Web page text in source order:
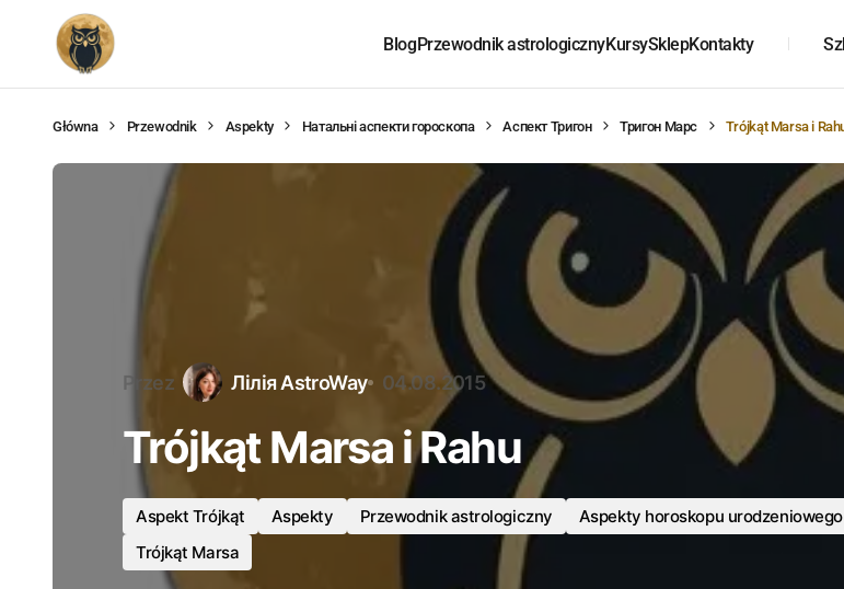
BlogPrzewodnik astrologicznyKursySklepKontakty
Główna Przewodnik Aspekty Натальні аспекти гороскопа Аспект Тригон Тригон Марс Trójkąt Marsa i
Przez Лілія AstroWay 04.08.2015
Trójkąt Marsa i Rahu
Aspekt Trójkąt Aspekty Przewodnik astrologiczny
Aspekty horoskopu urodzeniowego
Trójkąt Marsa